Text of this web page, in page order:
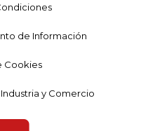
de Información
Cookies
y Comercio